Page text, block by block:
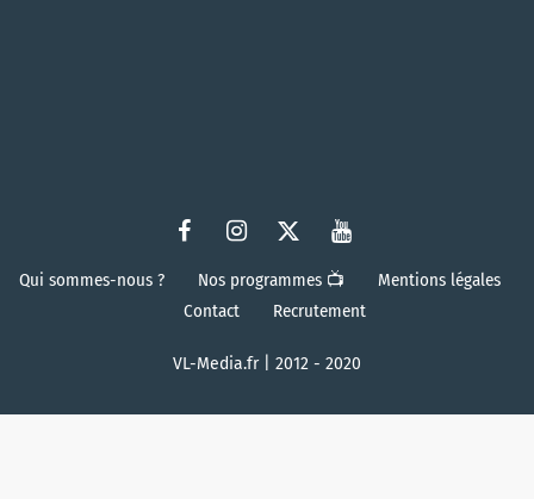
Qui sommes-nous ? Nos programmes 📺
Mentions légales
Contact
Recrutement
VL-Media.fr | 2012 - 2020